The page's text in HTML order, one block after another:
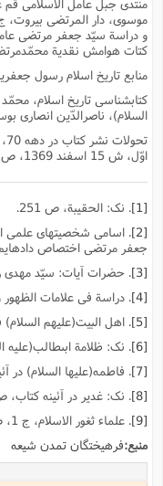
موسوى، دار المرتضى بیروت، ج 1، ص 97 ظلامة ابى طالب(علیه
و دراسة سیّد جعفر مرتضى
کتات هوامش نقدیة
منابع تاریخ اسلام رسول جعفریان 281 ـ
کتابشناسى تاریخ اسلام،
السلام)، ناصرالدّین انصارى
اوّل، ش 15 اسفند 1369، ص 60.
. نک: الحقیبة، ص 251.
. اسامى شخصیتهاى علمى
جعفر مرتضى اختصاص
. حضرات آیات: سیّد مهدى
. دراسة فى علامات الظهور و
. اهل البیت(علیهم السلام) فى
. نک: ظلامة ابىطالب(علیه
. فاطمه(علیها السلام) در
. نک: غدیر در آئینه کتاب، ص
. علماء ثغور الاسلام، ج 1، ص 97.
منبع:فرهیختگان تمدن شیعه